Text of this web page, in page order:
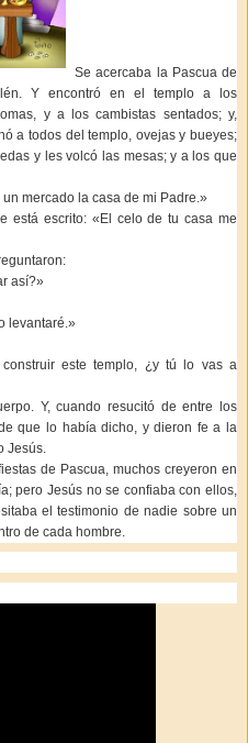
Se acercaba la Pascua de
Y encontró en el templo a los
y a los cambistas sentados; y,
a todos del templo, ovejas y bueyes;
y les volcó las mesas; y a los que
mercado la casa de mi Padre.»
está escrito: «El celo de tu casa me
así?»
levantaré.»
este templo, ¿y tú lo vas a
Y, cuando resucitó de entre los
que lo había dicho, y dieron fe a la
Jesús.
de Pascua, muchos creyeron en
pero Jesús no se confiaba con ellos,
el testimonio de nadie sobre un
de cada hombre.